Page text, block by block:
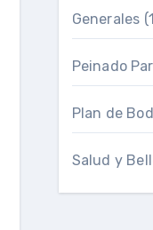
Generales
Peinado
Plan de
Salud y